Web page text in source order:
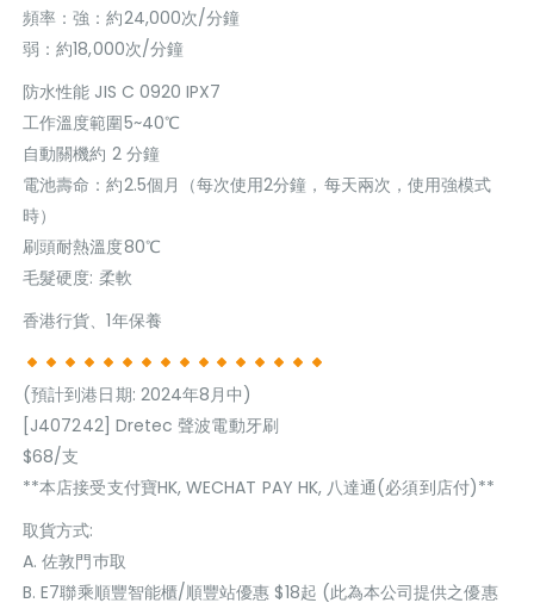
頻率：強：約24,000次/分鐘
弱：約18,000次/分鐘
防水性能 JIS C 0920 IPX7
工作溫度範圍5~40℃
自動關機約 2 分鐘
電池壽命：約2.5個月（每次使用2分鐘，每天兩次，使用強模式
時）
刷頭耐熱溫度80℃
毛髮硬度: 柔軟
香港行貨、1年保養
(預計到港日期: 2024年8月中)
[J407242] Dretec 聲波電動牙刷
$68/支
**本店接受支付寶HK, WECHAT PAY HK, 八達通(必須到店付)**
取貨方式:
A. 佐敦門巿取
B. E7聯乘順豐智能櫃/順豐站優惠 $18起 (此為本公司提供之優惠